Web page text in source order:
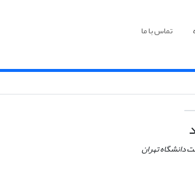
تماس با ما
دانشگاه تهران